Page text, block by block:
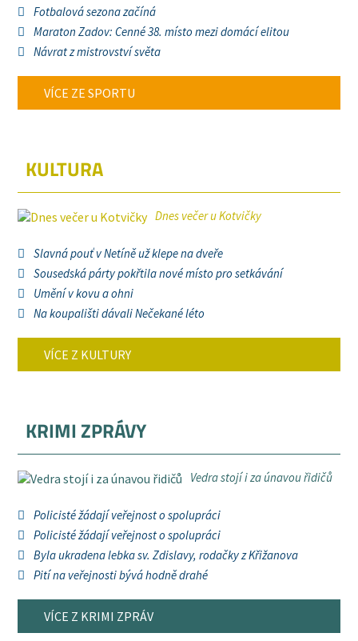
Fotbalová sezona začíná
Maraton Zadov: Cenné 38. místo mezi domácí elitou
Návrat z mistrovství světa
VÍCE ZE SPORTU
KULTURA
Dnes večer u Kotvičky
Slavná pouť v Netíně už klepe na dveře
Sousedská párty pokřtila nové místo pro setkávání
Umění v kovu a ohni
Na koupališti dávali Nečekané léto
VÍCE Z KULTURY
KRIMI ZPRÁVY
Vedra stojí i za únavou řidičů
Policisté žádají veřejnost o spolupráci
Policisté žádají veřejnost o spolupráci
Byla ukradena lebka sv. Zdislavy, rodačky z Křižanova
Pití na veřejnosti bývá hodně drahé
VÍCE Z KRIMI ZPRÁV